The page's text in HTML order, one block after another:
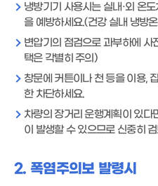
냉방기기 사용시는 실내·외 온
을 예방하세요.(건강 실내 냉
변압기의 점검으로 과부하에 사
택은 각별히 주의)
창문에 커튼이나 천 등을 이용,
한 차단하세요.
차량의 장거리 운행계획이 있다
이 발생할 수 있으므로 신중히
2. 폭염주의보 발령시